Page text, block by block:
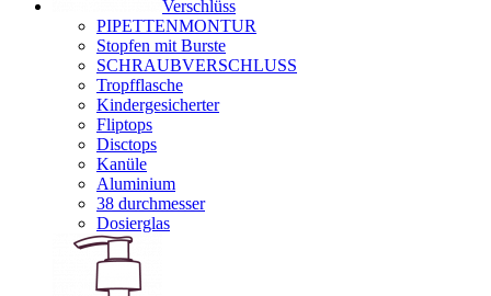
Verschlüss
PIPETTENMONTUR
Stopfen mit Burste
SCHRAUBVERSCHLUSS
Tropfflasche
Kindergesicherter
Fliptops
Disctops
Kanüle
Aluminium
38 durchmesser
Dosierglas